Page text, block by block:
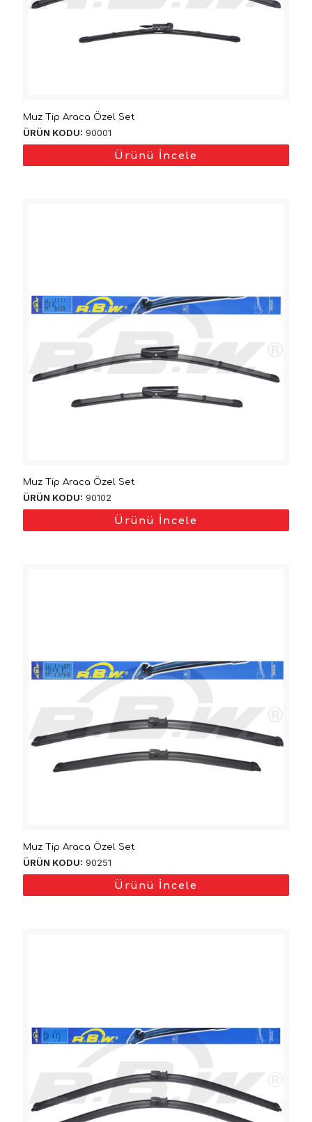
Muz Tip Araca Özel Set
ÜRÜN KODU: 90001
Ürünü İncele
Muz Tip Araca Özel Set
ÜRÜN KODU: 90102
Ürünü İncele
Muz Tip Araca Özel Set
ÜRÜN KODU: 90251
Ürünü İncele